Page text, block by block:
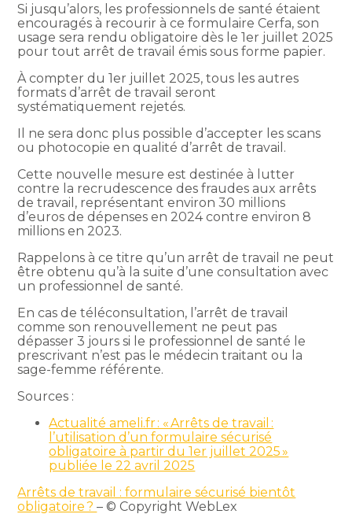
Si jusqu’alors, les professionnels de santé étaient
encouragés à recourir à ce formulaire Cerfa, son
usage sera rendu obligatoire dès le 1er juillet 2025
pour tout arrêt de travail émis sous forme papier.
À compter du 1er juillet 2025, tous les autres
formats d’arrêt de travail seront
systématiquement rejetés.
Il ne sera donc plus possible d’accepter les scans
ou photocopie en qualité d’arrêt de travail.
Cette nouvelle mesure est destinée à lutter
contre la recrudescence des fraudes aux arrêts
de travail, représentant environ 30 millions
d’euros de dépenses en 2024 contre environ 8
millions en 2023.
Rappelons à ce titre qu’un arrêt de travail ne peut
être obtenu qu’à la suite d’une consultation avec
un professionnel de santé.
En cas de téléconsultation, l’arrêt de travail
comme son renouvellement ne peut pas
dépasser 3 jours si le professionnel de santé le
prescrivant n’est pas le médecin traitant ou la
sage-femme référente.
Sources :
Actualité ameli.fr : « Arrêts de travail :
l’utilisation d’un formulaire sécurisé
obligatoire à partir du 1er juillet 2025 »
publiée le 22 avril 2025
Arrêts de travail : formulaire sécurisé bientôt
obligatoire ?– © Copyright WebLex